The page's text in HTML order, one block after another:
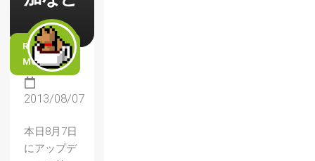
READ
MORE
2013/08/07
本日8月7日
にアップデ